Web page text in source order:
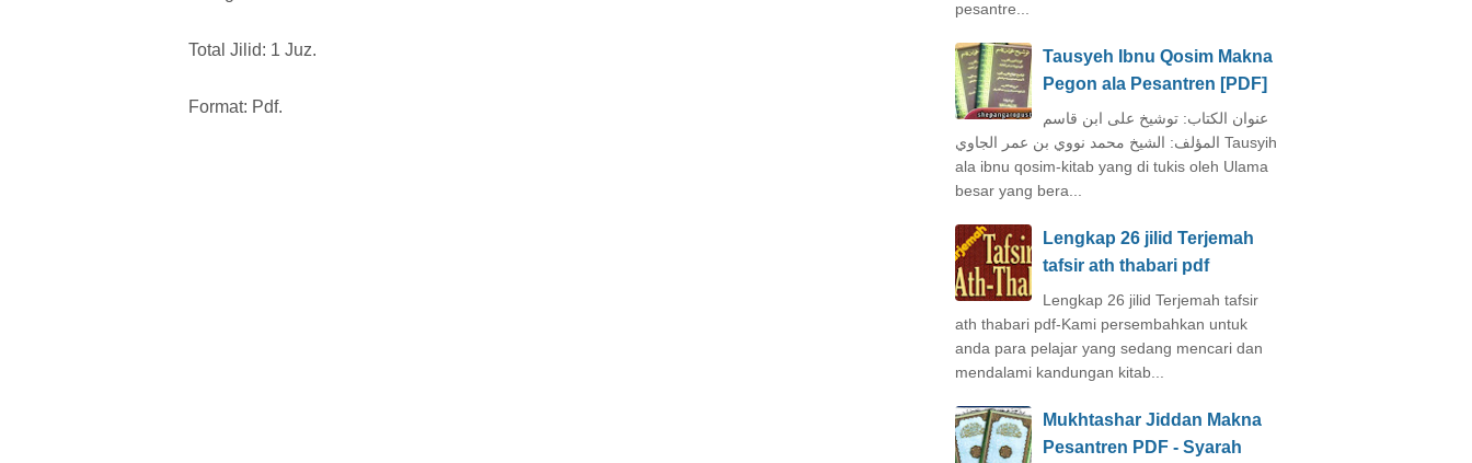
Total Jilid: 1 Juz.
Format: Pdf.
pesantre...
Tausyeh Ibnu Qosim Makna
Pegon ala Pesantren [PDF]
عنوان الكتاب: توشيخ على ابن قاسم
المؤلف: الشيخ محمد نووي بن عمر الجاوي Tausyih
ala ibnu qosim-kitab yang di tukis oleh Ulama
besar yang bera...
Lengkap 26 jilid Terjemah
tafsir ath thabari pdf
Lengkap 26 jilid Terjemah tafsir
ath thabari pdf-Kami persembahkan untuk
anda para pelajar yang sedang mencari dan
mendalami kandungan kitab...
Mukhtashar Jiddan Makna
Pesantren PDF - Syarah